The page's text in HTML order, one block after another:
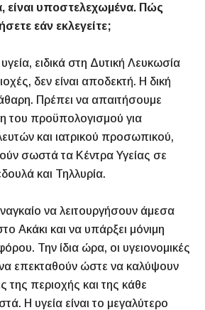
είναι υποστελεχωμένα. Πώς
εάν εκλεγείτε;
ειδικά στη Δυτική Λευκωσία
δεν είναι αποδεκτή. Η δική
Πρέπει να απαιτήσουμε
του προϋπολογισμού για
και ιατρικού προσωπικού,
σωστά τα Κέντρα Υγείας σε
και Τηλλυρία.
να λειτουργήσουν άμεσα
Ακάκι και να υπάρξει μόνιμη
Την ίδια ώρα, οι υγειονομικές
επεκταθούν ώστε να καλύψουν
της περιοχής και της κάθε
Η υγεία είναι το μεγαλύτερο